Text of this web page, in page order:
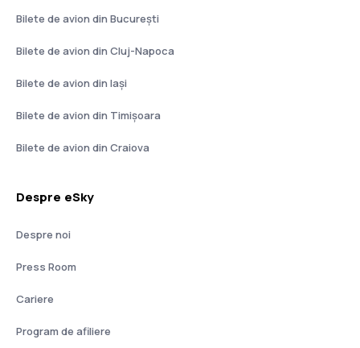
Bilete de avion din București
Bilete de avion din Cluj-Napoca
Bilete de avion din Iași
Bilete de avion din Timișoara
Bilete de avion din Craiova
Despre eSky
Despre noi
Press Room
Cariere
Program de afiliere